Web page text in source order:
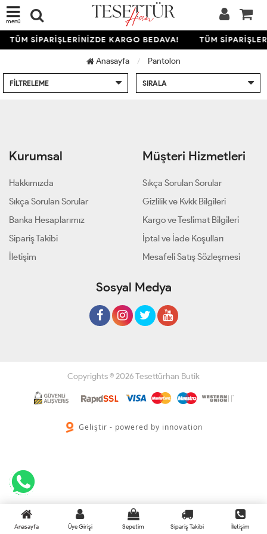
menü
TÜM SİPARİŞLERİNİZDE KARGO BEDAVA! TÜM
Anasayfa Pantolon
FILTRELEME SIRALA
Kurumsal
Hakkımızda
Sıkça Sorulan Sorular
Banka Hesaplarımız
Sipariş Takibi
İletişim
Müşteri Hizmetleri
Sıkça Sorulan Sorular
Gizlilik ve Kvkk Bilgileri
Kargo ve Teslimat Bilgileri
İptal ve İade Koşulları
Mesafeli Satış Sözleşmesi
Sosyal Medya
Copyrights © 2026 Tesettürhan Butik
Geliştir - powered by innovation
Anasayfa Üye Girişi Sepetim Sipariş Takibi İletişim